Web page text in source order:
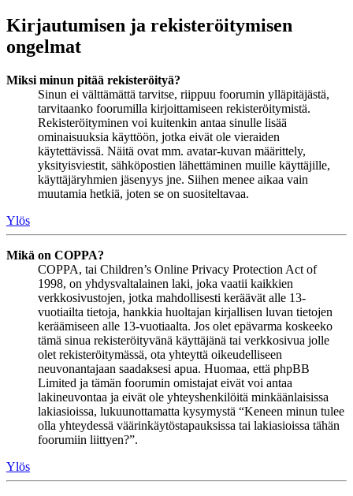
Kirjautumisen ja rekisteröitymisen
ongelmat
Miksi minun pitää rekisteröityä?
Sinun ei välttämättä tarvitse, riippuu foorumin ylläpitäjästä,
tarvitaanko foorumilla kirjoittamiseen rekisteröitymistä.
Rekisteröityminen voi kuitenkin antaa sinulle lisää
ominaisuuksia käyttöön, jotka eivät ole vieraiden
käytettävissä. Näitä ovat mm. avatar-kuvan määrittely,
yksityisviestit, sähköpostien lähettäminen muille käyttäjille,
käyttäjäryhmien jäsenyys jne. Siihen menee aikaa vain
muutamia hetkiä, joten se on suositeltavaa.
Ylös
Mikä on COPPA?
COPPA, tai Children’s Online Privacy Protection Act of
1998, on yhdysvaltalainen laki, joka vaatii kaikkien
verkkosivustojen, jotka mahdollisesti keräävät alle 13-
vuotiailta tietoja, hankkia huoltajan kirjallisen luvan tietojen
keräämiseen alle 13-vuotiaalta. Jos olet epävarma koskeeko
tämä sinua rekisteröityvänä käyttäjänä tai verkkosivua jolle
olet rekisteröitymässä, ota yhteyttä oikeudelliseen
neuvonantajaan saadaksesi apua. Huomaa, että phpBB
Limited ja tämän foorumin omistajat eivät voi antaa
lakineuvontaa ja eivät ole yhteyshenkilöitä minkäänlaisissa
lakiasioissa, lukuunottamatta kysymystä “Keneen minun tulee
olla yhteydessä väärinkäytöstapauksissa tai lakiasioissa tähän
foorumiin liittyen?”.
Ylös